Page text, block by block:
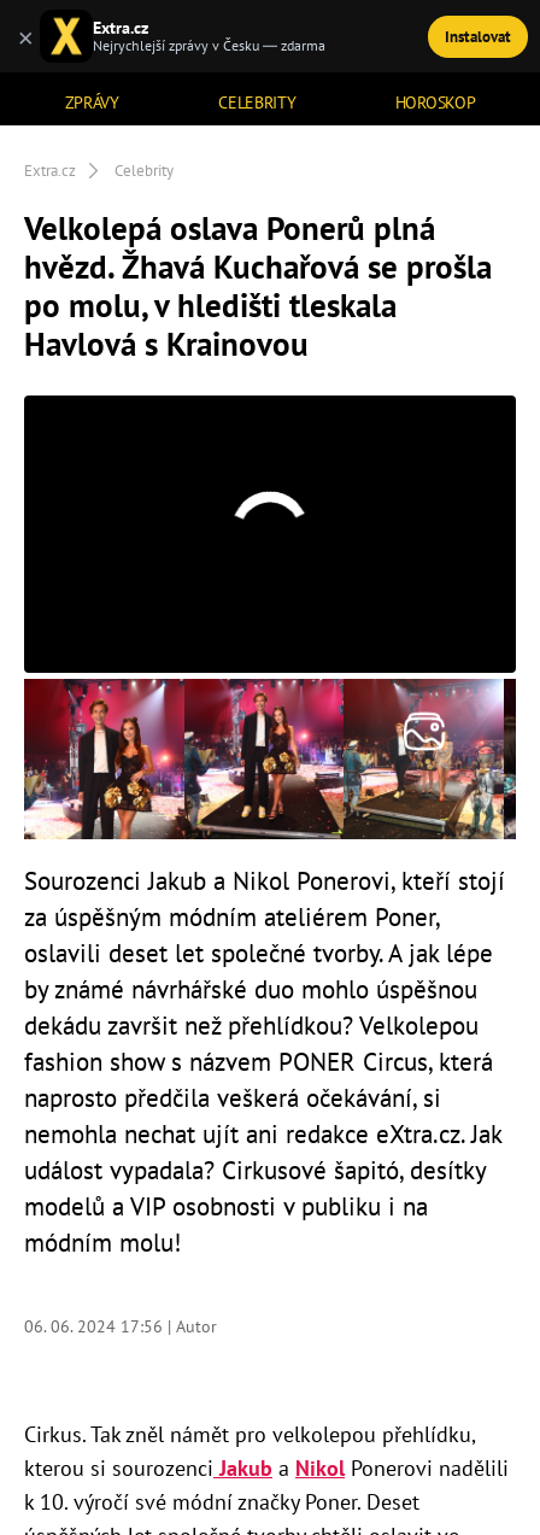
ZPRÁVY CELEBRITY HOROSKOP
TÉMATA
Extra.cz Celebrity
Velkolepá oslava Ponerů plná
hvězd. Žhavá Kuchařová se prošla
po molu, v hledišti tleskala
Havlová s Krainovou
Sourozenci Jakub a Nikol Ponerovi, kteří stojí
za úspěšným módním ateliérem Poner,
oslavili deset let společné tvorby. A jak lépe
by známé návrhářské duo mohlo úspěšnou
dekádu završit než přehlídkou? Velkolepou
fashion show s názvem PONER Circus, která
naprosto předčila veškerá očekávání, si
nemohla nechat ujít ani redakce eXtra.cz. Jak
událost vypadala? Cirkusové šapitó, desítky
modelů a VIP osobnosti v publiku i na
módním molu!
06. 06. 2024 17:56 | Autor
Cirkus. Tak zněl námět pro velkolepou přehlídku,
kterou si sourozenci Jakub a NikolPonerovi nadělili
k 10. výročí své módní značky Poner. Deset
× Extra.cz
Nejrychlejší zprávy v Česku — zdarma Instalovat